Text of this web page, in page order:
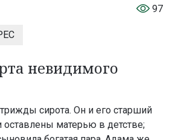
97
невидимого
сирота. Он и его старший
матерью в детстве;